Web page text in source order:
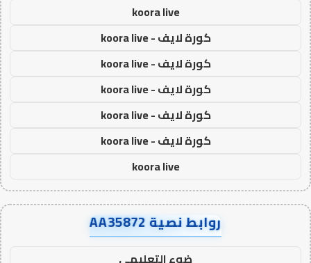
koora live
كورة لايف - koora live
كورة لايف - koora live
كورة لايف - koora live
كورة لايف - koora live
كورة لايف - koora live
koora live
روابط نصية AA35872